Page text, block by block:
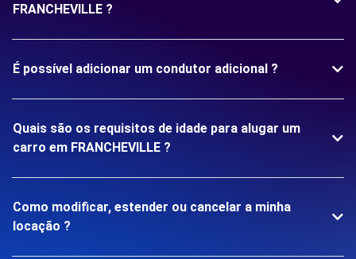
FRANCHEVILLE ?
É possível adicionar um condutor adicional ?
Quais são os requisitos de idade para alugar um
carro em FRANCHEVILLE ?
Como modificar, estender ou cancelar a minha
locação ?